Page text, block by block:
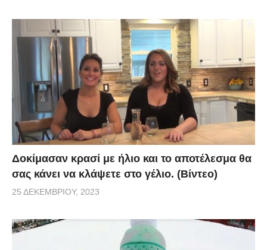
Δοκίμασαν κρασί με ήλιο και το αποτέλεσμα θα
σας κάνει να κλάψετε στο γέλιο. (Βίντεο)
25 ΔΕΚΕΜΒΡΊΟΥ, 2023